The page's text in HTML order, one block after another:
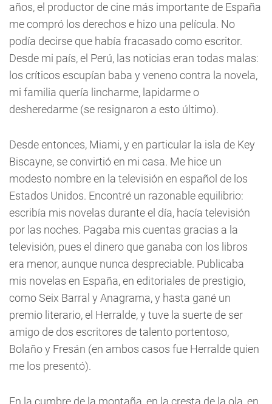
años, el productor de cine más importante de España
me compró los derechos e hizo una película. No
podía decirse que había fracasado como escritor.
Desde mi país, el Perú, las noticias eran todas malas:
los críticos escupían baba y veneno contra la novela,
mi familia quería lincharme, lapidarme o
desheredarme (se resignaron a esto último).
Desde entonces, Miami, y en particular la isla de Key
Biscayne, se convirtió en mi casa. Me hice un
modesto nombre en la televisión en español de los
Estados Unidos. Encontré un razonable equilibrio:
escribía mis novelas durante el día, hacía televisión
por las noches. Pagaba mis cuentas gracias a la
televisión, pues el dinero que ganaba con los libros
era menor, aunque nunca despreciable. Publicaba
mis novelas en España, en editoriales de prestigio,
como Seix Barral y Anagrama, y hasta gané un
premio literario, el Herralde, y tuve la suerte de ser
amigo de dos escritores de talento portentoso,
Bolaño y Fresán (en ambos casos fue Herralde quien
me los presentó).
En la cumbre de la montaña, en la cresta de la ola, en